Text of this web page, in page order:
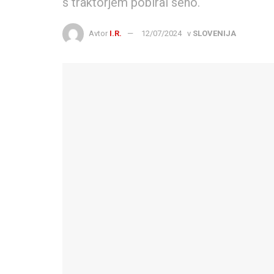
Avtor I.R. 12/07/2024 v SLOVENIJA